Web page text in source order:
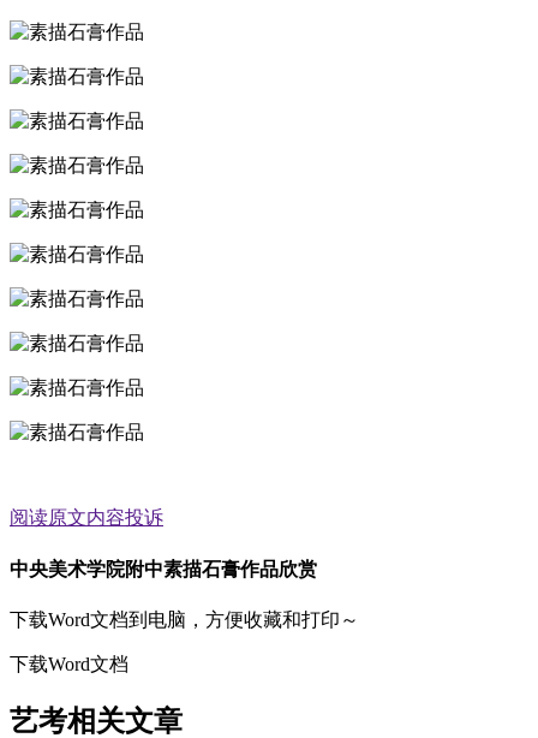
阅读原文内容投诉
中央美术学院附中素描石膏作品欣赏
下载Word文档到电脑，方便收藏和打印～
下载Word文档
艺考相关文章